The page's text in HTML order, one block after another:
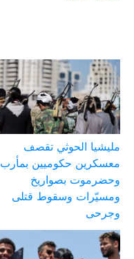
مليشيا الحوثي تقصف
معسكرين حكوميين بمأرب
وحضرموت بصواريخ
ومسيّرات وسقوط قتلى
وجرحى